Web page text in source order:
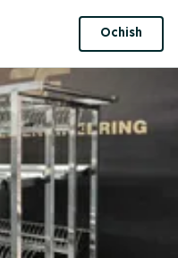
Ochish